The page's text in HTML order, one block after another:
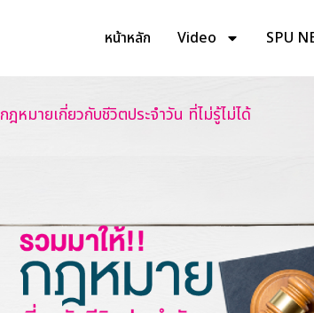
หน้าหลัก Video SPU
กฎหมายเกี่ยวกับชีวิตประจำวัน ที่ไม่รู้ไม่ได้